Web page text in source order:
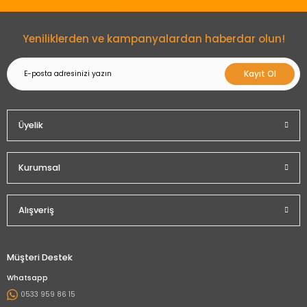
Yeniliklerden ve kampanyalardan haberdar olun!
Kayıt Ol
Üyelik
Kurumsal
Alışveriş
Müşteri Destek
Whatsapp
0533 959 86 15